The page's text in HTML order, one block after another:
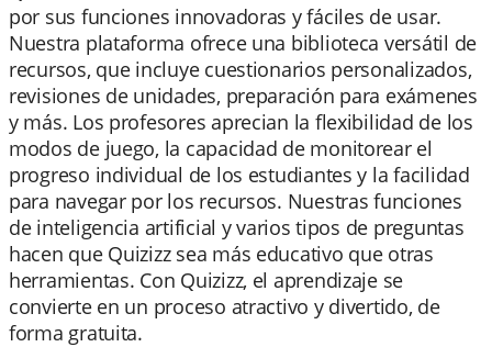
por sus funciones innovadoras y fáciles de usar.
Nuestra plataforma ofrece una biblioteca versátil de
recursos, que incluye cuestionarios personalizados,
revisiones de unidades, preparación para exámenes
y más. Los profesores aprecian la flexibilidad de los
modos de juego, la capacidad de monitorear el
progreso individual de los estudiantes y la facilidad
para navegar por los recursos. Nuestras funciones
de inteligencia artificial y varios tipos de preguntas
hacen que Quizizz sea más educativo que otras
herramientas. Con Quizizz, el aprendizaje se
convierte en un proceso atractivo y divertido, de
forma gratuita.